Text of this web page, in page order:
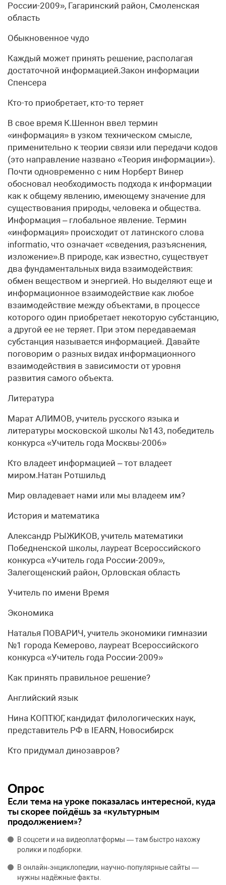
России-2009», Гагаринский район, Смоленская
область
Обыкновенное чудо
Каждый может принять решение, располагая
достаточной информацией.Закон информации
Спенсера
Кто-то приобретает, кто-то теряет
В свое время К.Шеннон ввел термин
«информация» в узком техническом смысле,
применительно к теории связи или передачи кодов
(это направление названо «Теория информации»).
Почти одновременно с ним Норберт Винер
обосновал необходимость подхода к информации
как к общему явлению, имеющему значение для
существования природы, человека и общества.
Информация – глобальное явление. Термин
«информация» происходит от латинского слова
informatio, что означает «сведения, разъяснения,
изложение».В природе, как известно, существует
два фундаментальных вида взаимодействия:
обмен веществом и энергией. Но выделяют еще и
информационное взаимодействие как любое
взаимодействие между объектами, в процессе
которого один приобретает некоторую субстанцию,
а другой ее не теряет. При этом передаваемая
субстанция называется информацией. Давайте
поговорим о разных видах информационного
взаимодействия в зависимости от уровня
развития самого объекта.
Литература
Марат АЛИМОВ, учитель русского языка и
литературы московской школы №143, победитель
конкурса «Учитель года Москвы-2006»
Кто владеет информацией – тот владеет
миром.Натан Ротшильд
Мир овладевает нами или мы владеем им?
История и математика
Александр РЫЖИКОВ, учитель математики
Победненской школы, лауреат Всероссийского
конкурса «Учитель года России-2009»,
Залегощенский район, Орловская область
Учитель по имени Время
Экономика
Наталья ПОВАРИЧ, учитель экономики гимназии
№1 города Кемерово, лауреат Всероссийского
конкурса «Учитель года России-2009»
Как принять правильное решение?
Английский язык
Нина КОПТЮГ, кандидат филологических наук,
представитель РФ в IEARN, Новосибирск
Кто придумал динозавров?
Опрос
Если тема на уроке показалась интересной, куда
ты скорее пойдёшь за «культурным
продолжением»?
В соцсети и на видеоплатформы — там быстро нахожу
ролики и подборки.
В онлайн‑энциклопедии, научно‑популярные сайты —
нужны надёжные факты.